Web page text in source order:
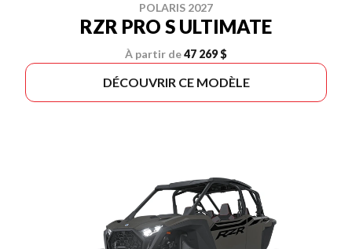
POLARIS 2027
RZR PRO S ULTIMATE
À partir de47 269 $
DÉCOUVRIR CE MODÈLE